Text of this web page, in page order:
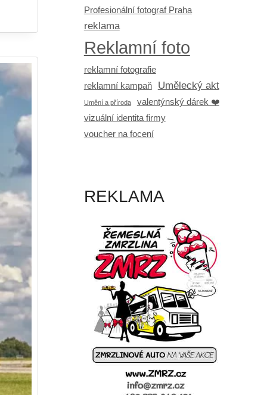
Profesionální fotograf Praha
reklama
Reklamní foto
reklamní fotografie
reklamní kampaň
Umělecký akt
Umění a příroda
valentýnský dárek ❤️
vizuální identita firmy
voucher na focení
REKLAMA